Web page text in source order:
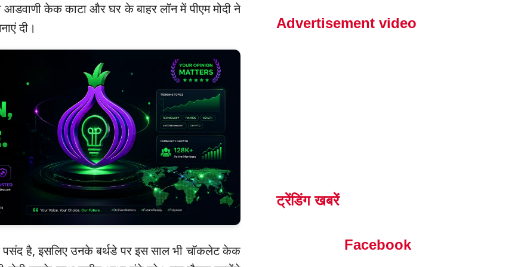
आडवाणी केक काटा और घर के बाहर लॉन में पीएम मोदी ने
दी।
है, इसलिए उनके बर्थडे पर इस साल भी चॉकलेट केक
Advertisement video
ट्रेंडिंग खबरें
Facebook